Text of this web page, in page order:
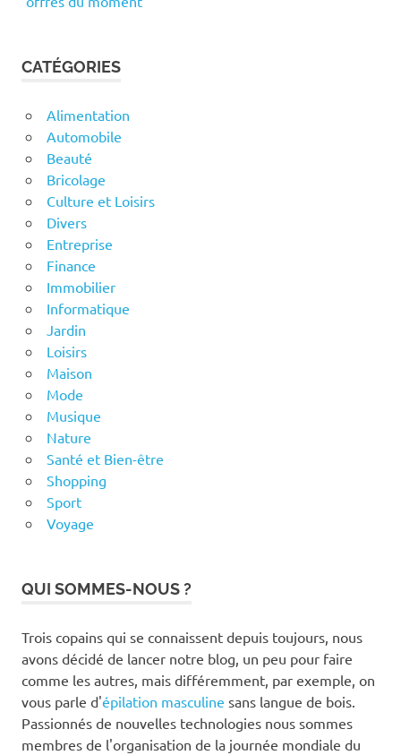
CATÉGORIES
Alimentation
Automobile
Beauté
Bricolage
Culture et Loisirs
Divers
Entreprise
Finance
Immobilier
Informatique
Jardin
Loisirs
Maison
Mode
Musique
Nature
Santé et Bien-être
Shopping
Sport
Voyage
QUI SOMMES-NOUS ?
Trois copains qui se connaissent depuis toujours, nous
avons décidé de lancer notre blog, un peu pour faire
comme les autres, mais différemment, par exemple, on
vous parle d'épilation masculine sans langue de bois.
Passionnés de nouvelles technologies nous sommes
membres de l'organisation de la journée mondiale du